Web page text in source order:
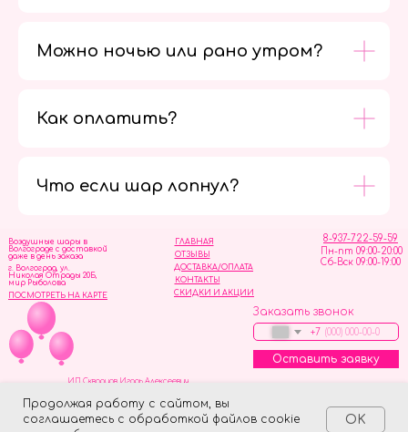
Продолжая работу с сайтом, вы
соглашаетесь с обработкой файлов cookie
OK
Можно ночью или рано утром?
Как оплатить?
Что если шар лопнул?
ОТЗЫВЫ
ГЛАВНАЯ
ДОСТАВКА/ОПЛАТА
СКИДКИ И АКЦИИ
КОНТАКТЫ
8-937-722-59-59
Пн-пт 09:00-20:00
Сб-Вск 09:00-19:00
Воздушные шары в
Волгограде с доставкой
даже в день заказа
Заказать звонок
+7
Оставить заявку
г. Волгоград, ул.
Николая Отрады 20Б,
мир Рыболова
ПОСМОТРЕТЬ НА КАРТЕ
ИП Скворцов Игорь Алексеевич
Made on Tilda